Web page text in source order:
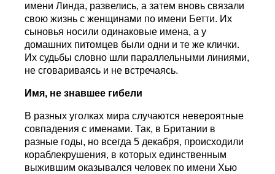
имени Линда, развелись, а затем вновь связали
свою жизнь с женщинами по имени Бетти. Их
сыновья носили одинаковые имена, а у
домашних питомцев были одни и те же клички.
Их судьбы словно шли параллельными линиями,
не сговариваясь и не встречаясь.
Имя, не знавшее гибели
В разных уголках мира случаются невероятные
совпадения с именами. Так, в Британии в
разные годы, но всегда 5 декабря, происходили
кораблекрушения, в которых единственным
выжившим оказывался человек по имени Хью